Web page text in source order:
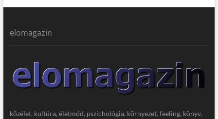
elomagazin
közélet, kultúra, életmód, pszichológia, környezet, feeling, könyv,